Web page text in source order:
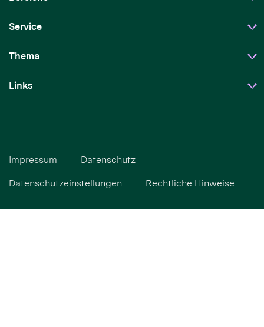
Service
Thema
Links
Impressum Datenschutz
Datenschutzeinstellungen Rechtliche Hinweise